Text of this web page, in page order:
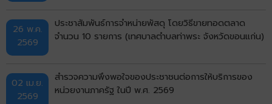
26 พ.ค.
2569
ประชาสัมพันธ์การจำหน่ายพัสดุ โดยวิธีขายทอดตลาด
จำนวน 10 รายการ (เทศบาลตำบลท่าพระ จังหวัดขอนแก่น)
02 เม.ย.
2569
สำรวจความพึงพอใจของประชาชนต่อการให้บริการของ
หน่วยงานภาครัฐ ในปี พ.ศ. 2569